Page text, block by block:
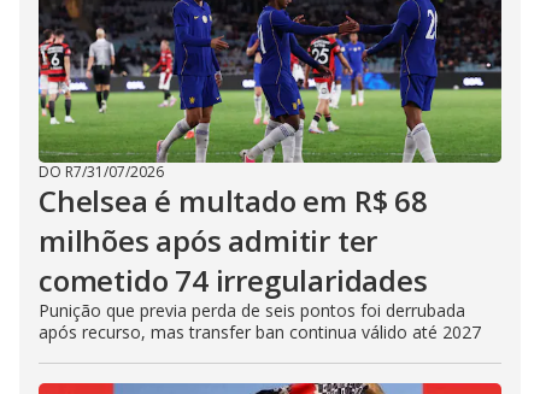
DO R7/31/07/2026
Chelsea é multado em R$ 68
milhões após admitir ter
cometido 74 irregularidades
Punição que previa perda de seis pontos foi derrubada
após recurso, mas transfer ban continua válido até 2027